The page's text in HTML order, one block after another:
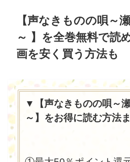
【声なきものの唄～
～ 】を全巻無料で読
画を安く買う方法も
▼【声なきものの唄～
～】をお得に読む方法